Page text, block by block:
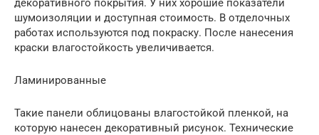
декоративного покрытия. У них хорошие показатели
шумоизоляции и доступная стоимость. В отделочных
работах используются под покраску. После нанесения
краски влагостойкость увеличивается.
Ламинированные
Такие панели облицованы влагостойкой пленкой, на
которую нанесен декоративный рисунок. Технические